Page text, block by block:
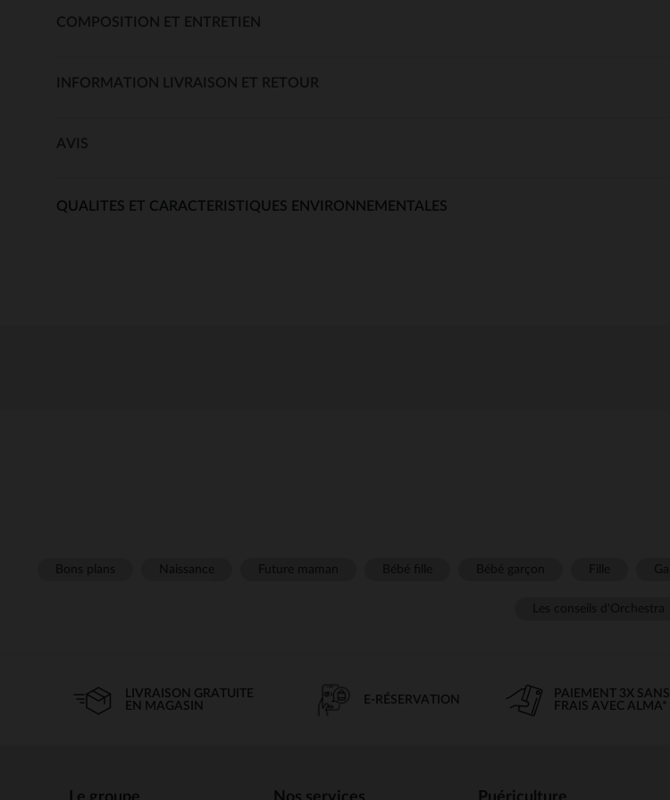
COMPOSITION ET ENTRETIEN
INFORMATION LIVRAISON ET RETOUR
AVIS
QUALITES ET CARACTERISTIQUES ENVIRONNEMENTALES
LIVRAISON GRATUITE
EN MAGASIN
E-RÉSERVATION
PAIEMENT 3X SANS
FRAIS AVEC ALMA*